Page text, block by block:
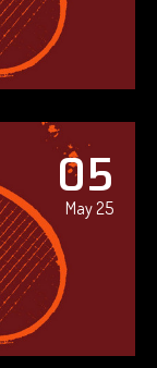
05
May 25